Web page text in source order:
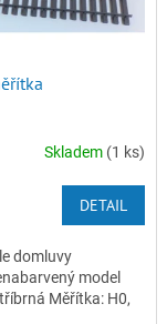
Skladem (1 ks)
DETAIL
domluvy
model
Měřítka: H0,